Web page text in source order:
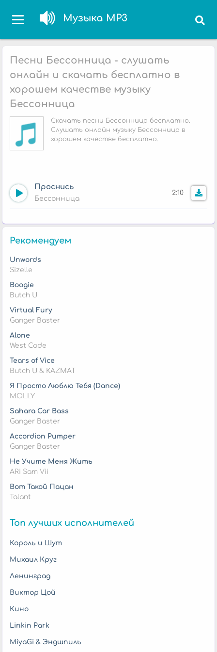
Музыка MP3
Песни Бессонница - слушать
онлайн и скачать бесплатно в
хорошем качестве музыку
Бессонница
Скачать песни Бессонница бесплатно.
Слушать онлайн музыку Бессонница в
хорошем качестве бесплатно.
Проснись
Бессонница
2:10
Рекомендуем
Unwords
Sizelle
Boogie
Butch U
Virtual Fury
Ganger Baster
Alone
West Code
Tears of Vice
Butch U & KAZMAT
Я Просто Люблю Тебя (Dance)
MOLLY
Sahara Car Bass
Ganger Baster
Accordion Pumper
Ganger Baster
Не Учите Меня Жить
ARi Sam Vii
Вот Такой Пацан
Talant
Топ лучших исполнителей
Король и Шут
Михаил Круг
Ленинград
Виктор Цой
Кино
Linkin Park
MiyaGi & Эндшпиль